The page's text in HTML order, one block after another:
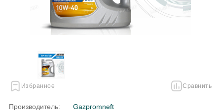
Избранное Сравнить
Производитель: Gazpromneft